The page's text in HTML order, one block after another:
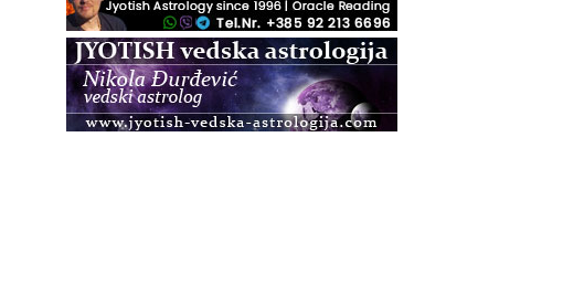
Osnovni ThetaHealing® tečaj, Zagreb i Online
22.08.
Pula
Access BARS®, otpusti stres
23.08.
Pula